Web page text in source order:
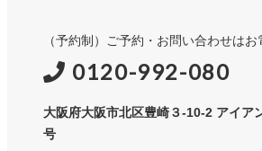
（予約制）ご予約・お問い合わせはお
0120-992-080
大阪府大阪市北区豊崎３-10-2 アイア
号